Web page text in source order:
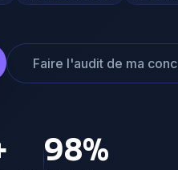
Faire l'audit de ma
98%